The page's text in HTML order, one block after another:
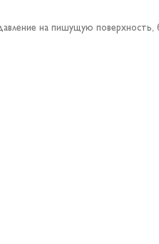
на пишущую поверхность,